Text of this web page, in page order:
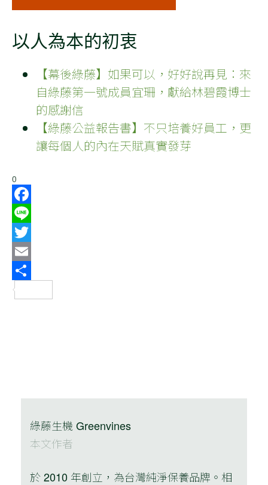
以人為本的初衷
【幕後綠藤】如果可以，好好說再見：來
自綠藤第一號成員宜珊，獻給林碧霞博士
的感謝信
【綠藤公益報告書】不只培養好員工，更
讓每個人的內在天賦真實發芽
0
Facebook
Line
Twitter
Email
綠藤生機 Greenvines
本文作者
於 2010 年創立，為台灣純淨保養品牌。相